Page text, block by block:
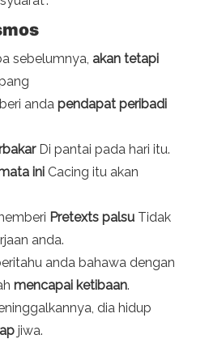
sebelumnya, akan tetapi
anda pendapat peribadi
Di pantai pada hari itu.
ini Cacing itu akan
Pretexts palsu Tidak
anda.
anda bahawa dengan
mencapai ketibaan.
dia hidup
jiwa.